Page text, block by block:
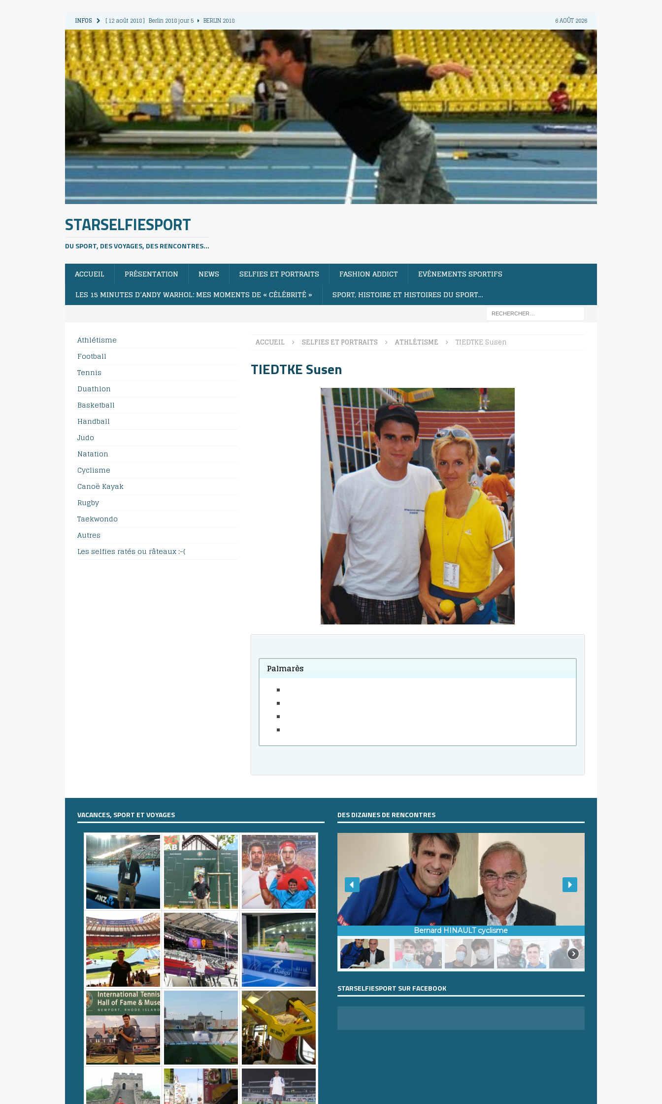
INFOS [ 12 août 2018 ] Berlin 2018 jour 5
BERLIN 2018
[ 11 août 2018 ] Berlin 2018 jour 4
BERLIN 2018
[ 10 août 2018 ] Berlin 2018 Jour 3
BERLIN 2018
[ 9 août 2018 ] Berlin 2018 jour 2
BERLIN 2018
[ 13 août 2018 ] Berlin 2018 jour 6 BERLIN 2018
6 AOÛT 2026
STARSELFIESPORT
DU SPORT, DES VOYAGES, DES RENCONTRES...
ACCUEIL PRÉSENTATION NEWS SELFIES ET PORTRAITS FASHION ADDICT
EVÉNEMENTS SPORTIFS
LES 15 MINUTES D’ANDY WARHOL: MES MOMENTS DE « CÉLÉBRITÉ »
SPORT, HISTOIRE ET HISTOIRES DU SPORT…
ACCUEIL SELFIES ET PORTRAITS ATHLÉTISME TIEDTKE Susen
TIEDTKE Susen
Palmarès
Athlétisme
Football
Tennis
Duathlon
Basketball
Handball
Judo
Natation
Cyclisme
Canoë Kayak
Rugby
Taekwondo
Autres
Les selfies ratés ou râteaux :-(
VACANCES, SPORT ET VOYAGES DES DIZAINES DE RENCONTRES
Bernard HINAULT cyclisme
STARSELFIESPORT SUR FACEBOOK